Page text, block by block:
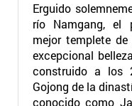
Erguido
río Namgang, el
mejor templete
excepcional
construido a los
Gojong de la
conocido como